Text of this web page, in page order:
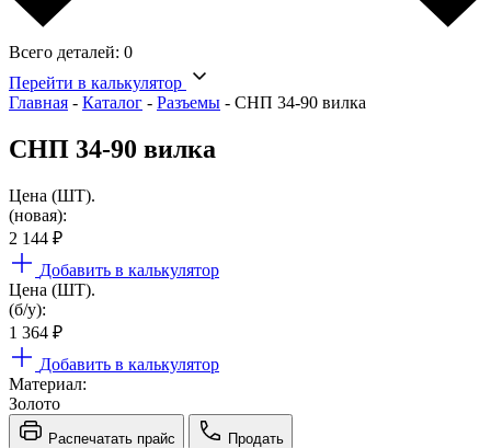
Всего деталей: 0
Перейти в калькулятор
Главная - Каталог - Разъемы - СНП 34-90 вилка
СНП 34-90 вилка
Цена (ШТ).
(новая):
2 144 ₽
Добавить в калькулятор
Цена (ШТ).
(б/у):
1 364 ₽
Добавить в калькулятор
Материал:
Золото
Распечатать прайс Продать